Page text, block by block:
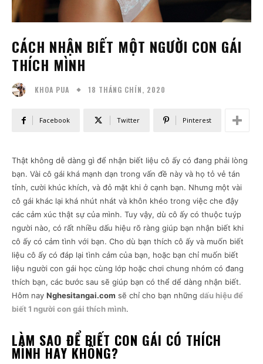
CÁCH NHẬN BIẾT MỘT NGƯỜI CON GÁI
THÍCH MÌNH
KHOA PUA 18 THÁNG CHÍN, 2020
Facebook Twitter Pinterest
Thật không dễ dàng gì để nhận biết liệu cô ấy có đang phải lòng
bạn. Vài cô gái khá mạnh dạn trong vấn đề này và họ tỏ vẻ tán
tỉnh, cười khúc khích, và đỏ mặt khi ở cạnh bạn. Nhưng một vài
cô gái khác lại khá nhút nhát và khôn khéo trong việc che đậy
các cảm xúc thật sự của mình. Tuy vậy, dù cô ấy có thuộc tuýp
người nào, có rất nhiều dấu hiệu rõ ràng giúp bạn nhận biết khi
cô ấy có cảm tình với bạn. Cho dù bạn thích cô ấy và muốn biết
liệu cô ấy có đáp lại tình cảm của bạn, hoặc bạn chỉ muốn biết
liệu người con gái học cùng lớp hoặc chơi chung nhóm có đang
thích bạn, các bước sau sẽ giúp bạn có thể dể dàng nhận biết.
Hôm nay Nghesitangai.com sẽ chỉ cho bạn những dấu hiệu để
biết 1 người con gái thích mình.
LÀM SAO ĐỂ BIẾT CON GÁI CÓ THÍCH
MÌNH HAY KHÔNG?